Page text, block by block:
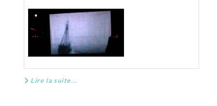
Lire la suite...